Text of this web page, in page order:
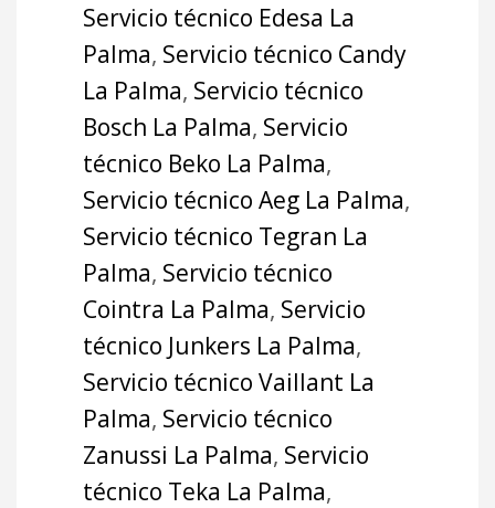
Servicio técnico Edesa La
Palma, Servicio técnico Candy
La Palma, Servicio técnico
Bosch La Palma, Servicio
técnico Beko La Palma,
Servicio técnico Aeg La Palma,
Servicio técnico Tegran La
Palma, Servicio técnico
Cointra La Palma, Servicio
técnico Junkers La Palma,
Servicio técnico Vaillant La
Palma, Servicio técnico
Zanussi La Palma, Servicio
técnico Teka La Palma,